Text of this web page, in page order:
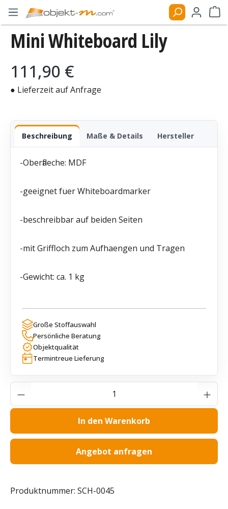
Zum Hauptinhalt springen
Mini Whiteboard Lily
Regulärer Preis:
111,90 €
● Lieferzeit auf Anfrage
Beschreibung Maße & Details Hersteller
-Oberflaeche: MDF
-geeignet fuer Whiteboardmarker
-beschreibbar auf beiden Seiten
-mit Griffloch zum Aufhaengen und Tragen
-Gewicht: ca. 1 kg
Große Stoffauswahl
Persönliche Beratung
Objektqualität
Termintreue Lieferung
Produkt Anzahl: Gib den gewünschten
In den Warenkorb
Angebot anfragen
Produktnummer: SCH-0045
Bildergalerie überspringen